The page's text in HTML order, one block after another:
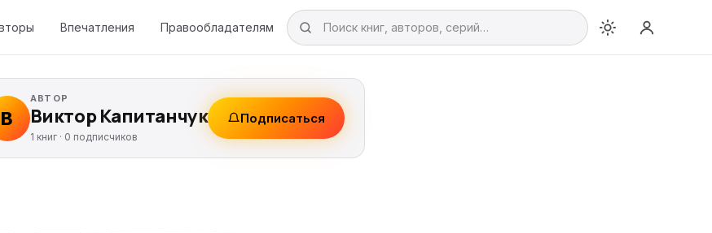
Впечатления Правообладателям
В
АВТОР
Виктор Капитанчук
1 книг · 0 подписчиков
Подписаться